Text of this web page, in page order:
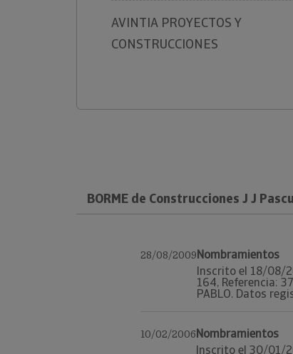
AVINTIA PROYECTOS Y
CONSTRUCCIONES
BORME de Construcciones J J
28/08/2009Nombramientos
Inscrito el 18/08/
164, Referencia:
PABLO. Datos
10/02/2006Nombramientos
Inscrito el 30/01/